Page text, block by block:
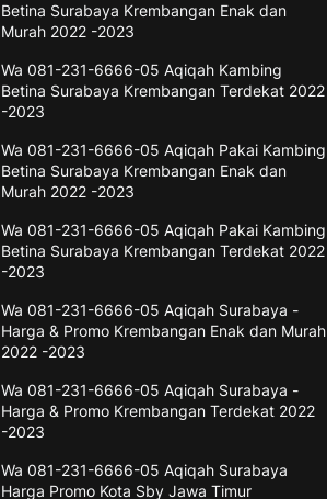
Betina Surabaya Krembangan Enak dan
Murah 2022 -2023
Wa 081-231-6666-05 Aqiqah Kambing
Betina Surabaya Krembangan Terdekat 2022
-2023
Wa 081-231-6666-05 Aqiqah Pakai Kambing
Betina Surabaya Krembangan Enak dan
Murah 2022 -2023
Wa 081-231-6666-05 Aqiqah Pakai Kambing
Betina Surabaya Krembangan Terdekat 2022
-2023
Wa 081-231-6666-05 Aqiqah Surabaya -
Harga & Promo Krembangan Enak dan Murah
2022 -2023
Wa 081-231-6666-05 Aqiqah Surabaya -
Harga & Promo Krembangan Terdekat 2022
-2023
Wa 081-231-6666-05 Aqiqah Surabaya
Harga Promo Kota Sby Jawa Timur